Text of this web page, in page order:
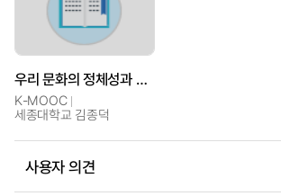
우리 문화의 정체성과 문화산업
K-MOOC
세종대학교 김종덕
사용자 의견